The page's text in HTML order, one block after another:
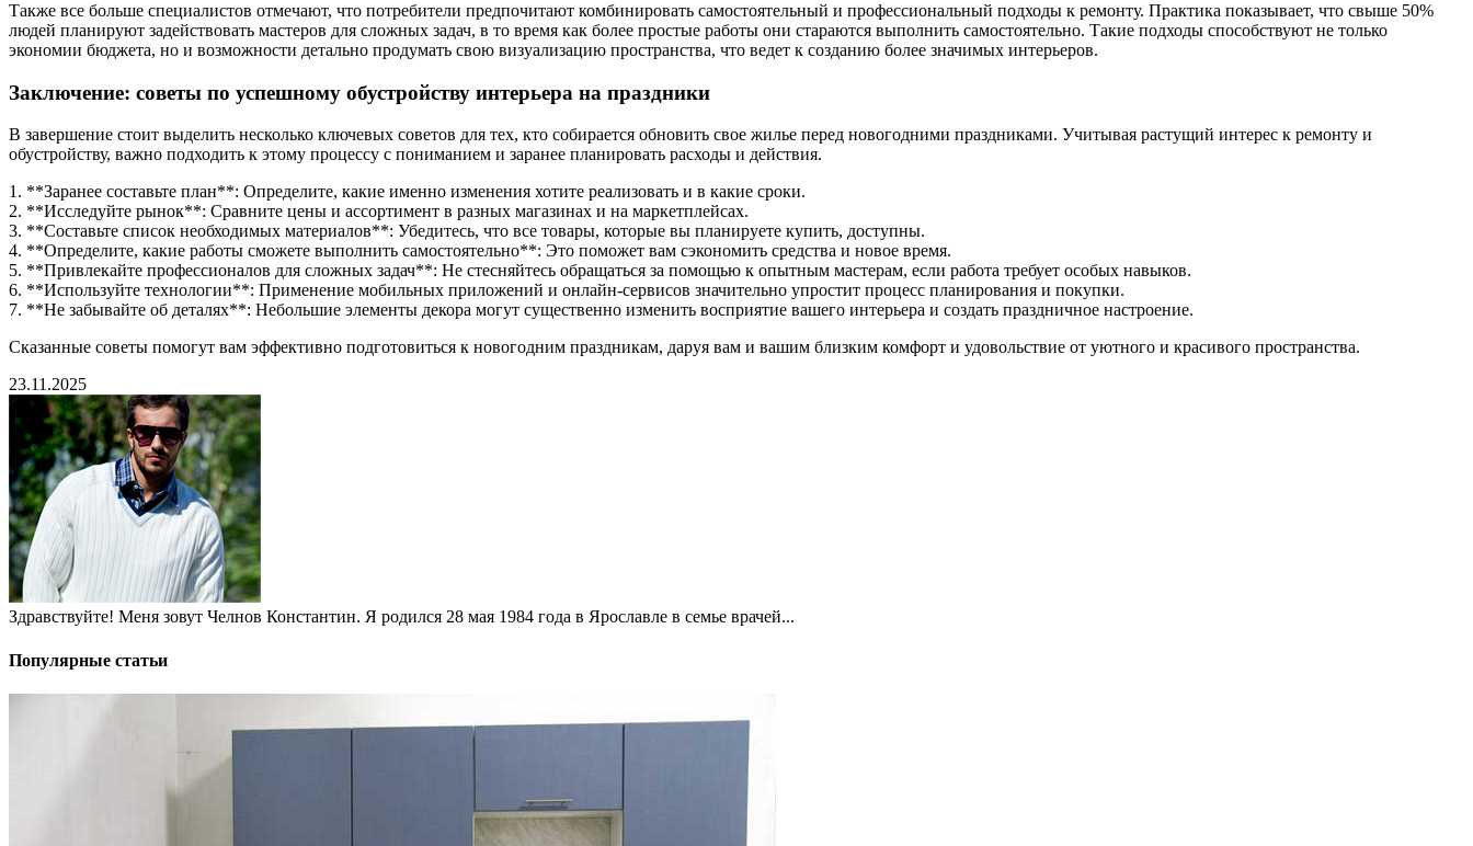
Также все больше специалистов отмечают, что потребители предпочитают комбинировать самостоятельный и профессиональный подходы к ремонту. Практика показывает, что свыше 50%
людей планируют задействовать мастеров для сложных задач, в то время как более простые работы они стараются выполнить самостоятельно. Такие подходы способствуют не только
экономии бюджета, но и возможности детально продумать свою визуализацию пространства, что ведет к созданию более значимых интерьеров.
Заключение: советы по успешному обустройству интерьера на праздники
В завершение стоит выделить несколько ключевых советов для тех, кто собирается обновить свое жилье перед новогодними праздниками. Учитывая растущий интерес к ремонту и
обустройству, важно подходить к этому процессу с пониманием и заранее планировать расходы и действия.
1. **Заранее составьте план**: Определите, какие именно изменения хотите реализовать и в какие сроки.
2. **Исследуйте рынок**: Сравните цены и ассортимент в разных магазинах и на маркетплейсах.
3. **Составьте список необходимых материалов**: Убедитесь, что все товары, которые вы планируете купить, доступны.
4. **Определите, какие работы сможете выполнить самостоятельно**: Это поможет вам сэкономить средства и новое время.
5. **Привлекайте профессионалов для сложных задач**: Не стесняйтесь обращаться за помощью к опытным мастерам, если работа требует особых навыков.
6. **Используйте технологии**: Применение мобильных приложений и онлайн-сервисов значительно упростит процесс планирования и покупки.
7. **Не забывайте об деталях**: Небольшие элементы декора могут существенно изменить восприятие вашего интерьера и создать праздничное настроение.
Сказанные советы помогут вам эффективно подготовиться к новогодним праздникам, даруя вам и вашим близким комфорт и удовольствие от уютного и красивого пространства.
23.11.2025
Здравствуйте! Меня зовут Челнов Константин. Я родился 28 мая 1984 года в Ярославле в семье врачей...
Популярные статьи